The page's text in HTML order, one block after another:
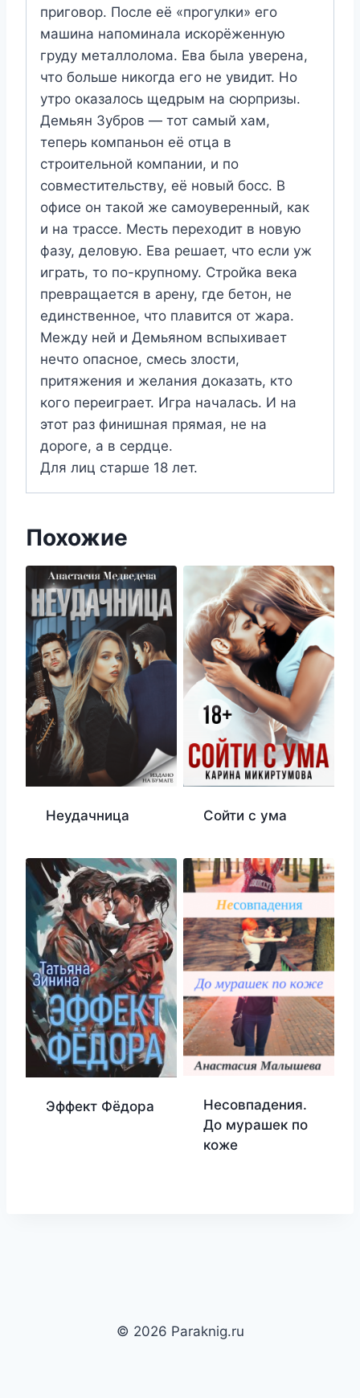
приговор. После её «прогулки» его
машина напоминала искорёженную
груду металлолома. Ева была уверена,
что больше никогда его не увидит. Но
утро оказалось щедрым на сюрпризы.
Демьян Зубров — тот самый хам,
теперь компаньон её отца в
строительной компании, и по
совместительству, её новый босс. В
офисе он такой же самоуверенный, как
и на трассе. Месть переходит в новую
фазу, деловую. Ева решает, что если уж
играть, то по-крупному. Стройка века
превращается в арену, где бетон, не
единственное, что плавится от жара.
Между ней и Демьяном вспыхивает
нечто опасное, смесь злости,
притяжения и желания доказать, кто
кого переиграет. Игра началась. И на
этот раз финишная прямая, не на
дороге, а в сердце.
Для лиц старше 18 лет.
Похожие
Неудачница Сойти с ума
Эффект Фёдора
Несовпадения.
До мурашек по
коже
© 2026 Paraknig.ru